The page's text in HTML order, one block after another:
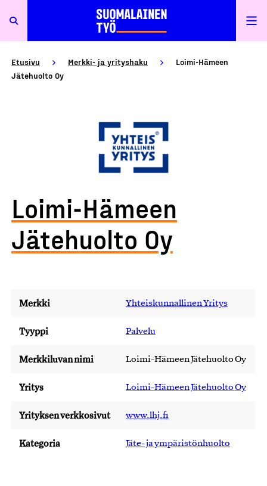
Etusivu Merkki- ja yrityshaku
Loimi-Hämeen
Jätehuolto Oy
Loimi-Hämeen
Jätehuolto Oy
Merkki Yhteiskunnallinen Yritys
Tyyppi Palvelu
Merkkiluvan nimi Loimi-Hämeen Jätehuolto Oy
Yritys Loimi-Hämeen Jätehuolto Oy
Yrityksen verkkosivut www.lhj.fi
Kategoria Jäte- ja ympäristönhuolto